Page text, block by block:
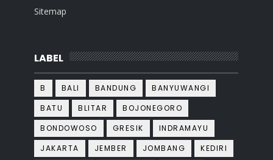
Sitemap
LABEL
B BALI BANDUNG
BANYUWANGI
BATU
BLITAR
BOJONEGORO
BONDOWOSO
GRESIK
INDRAMAYU
JAKARTA
JEMBER JOMBANG
KEDIRI